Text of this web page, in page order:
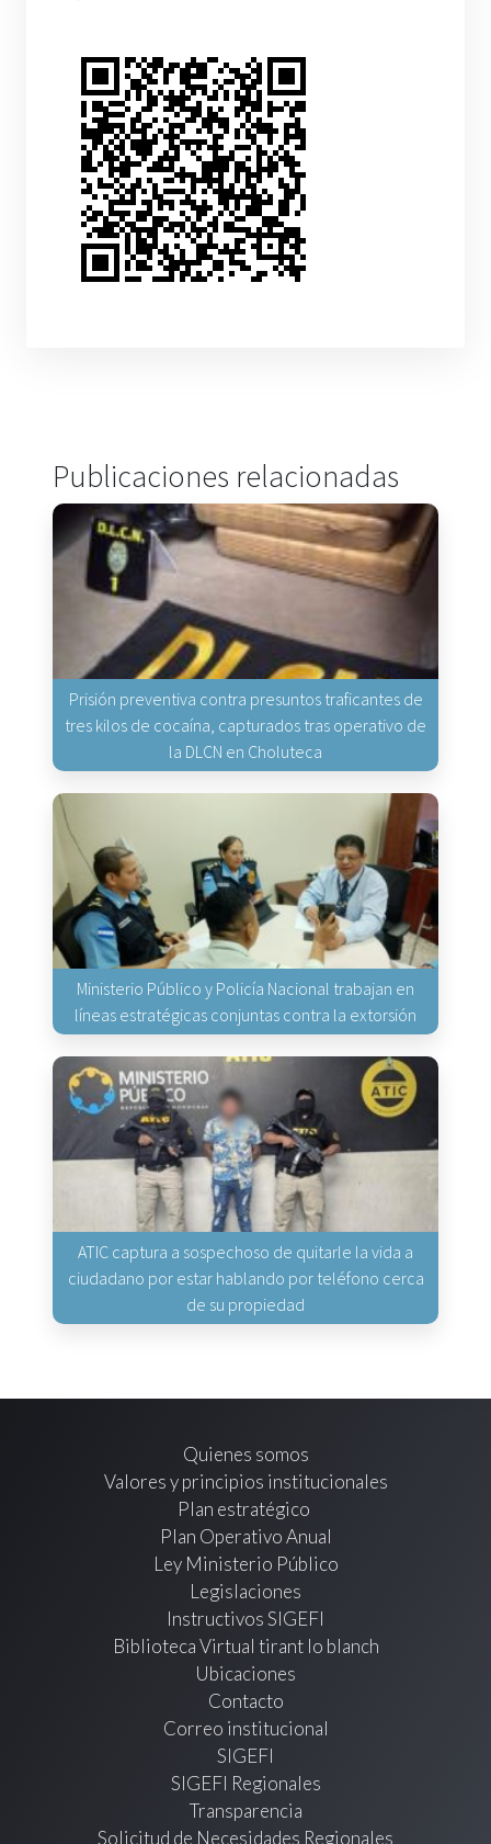
Publicaciones relacionadas
Prisión preventiva contra presuntos traficantes de
tres kilos de cocaína, capturados tras operativo de
la DLCN en Choluteca
Ministerio Público y Policía Nacional trabajan en
líneas estratégicas conjuntas contra la extorsión
ATIC captura a sospechoso de quitarle la vida a
ciudadano por estar hablando por teléfono cerca
de su propiedad
Quienes somos
Valores y principios institucionales
Plan estratégico
Plan Operativo Anual
Ley Ministerio Público
Legislaciones
Instructivos SIGEFI
Biblioteca Virtual tirant lo blanch
Ubicaciones
Contacto
Correo institucional
SIGEFI
SIGEFI Regionales
Transparencia
Solicitud de Necesidades Regionales